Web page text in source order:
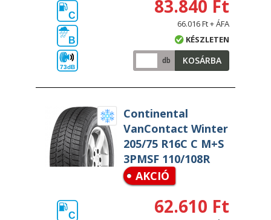
C
B
73dB
83.840 Ft
66.016 Ft + ÁFA
KÉSZLETEN
db KOSÁRBA
Continental
VanContact Winter
205/75 R16C C M+S
3PMSF 110/108R
AKCIÓ
C 62.610 Ft